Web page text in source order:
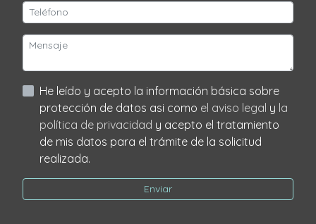
He leído y acepto la información básica sobre
protección de datos asi como el aviso legal y la
política de privacidad y acepto el tratamiento
de mis datos para el trámite de la solicitud
realizada.
Enviar